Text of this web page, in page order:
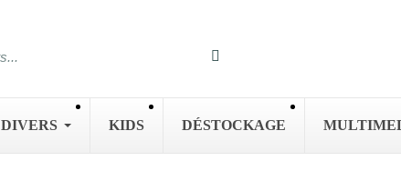
DIVERS KIDS DÉSTOCKAGE